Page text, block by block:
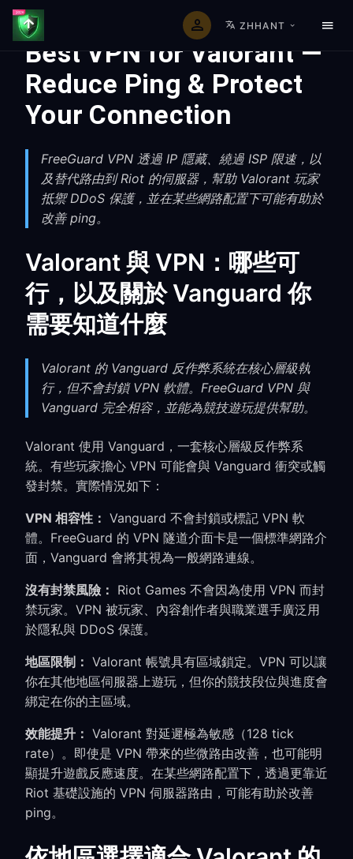
ZHHANT
Best VPN for Valorant —
Reduce Ping & Protect
Your Connection
FreeGuard VPN 透過 IP 隱藏、繞過 ISP 限速，以
及替代路由到 Riot 的伺服器，幫助 Valorant 玩家
抵禦 DDoS 保護，並在某些網路配置下可能有助於
改善 ping。
Valorant 與 VPN：哪些可
行，以及關於 Vanguard 你
需要知道什麼
Valorant 的 Vanguard 反作弊系統在核心層級執
行，但不會封鎖 VPN 軟體。FreeGuard VPN 與
Vanguard 完全相容，並能為競技遊玩提供幫助。
Valorant 使用 Vanguard，一套核心層級反作弊系
統。有些玩家擔心 VPN 可能會與 Vanguard 衝突或觸
發封禁。實際情況如下：
VPN 相容性： Vanguard 不會封鎖或標記 VPN 軟
體。FreeGuard 的 VPN 隧道介面卡是一個標準網路介
面，Vanguard 會將其視為一般網路連線。
沒有封禁風險： Riot Games 不會因為使用 VPN 而封
禁玩家。VPN 被玩家、內容創作者與職業選手廣泛用
於隱私與 DDoS 保護。
地區限制： Valorant 帳號具有區域鎖定。VPN 可以讓
你在其他地區伺服器上遊玩，但你的競技段位與進度會
綁定在你的主區域。
效能提升： Valorant 對延遲極為敏感（128 tick
rate）。即使是 VPN 帶來的些微路由改善，也可能明
顯提升遊戲反應速度。在某些網路配置下，透過更靠近
Riot 基礎設施的 VPN 伺服器路由，可能有助於改善
ping。